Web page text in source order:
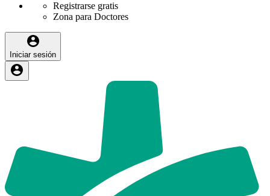
Registrarse gratis
Zona para Doctores
Iniciar sesión